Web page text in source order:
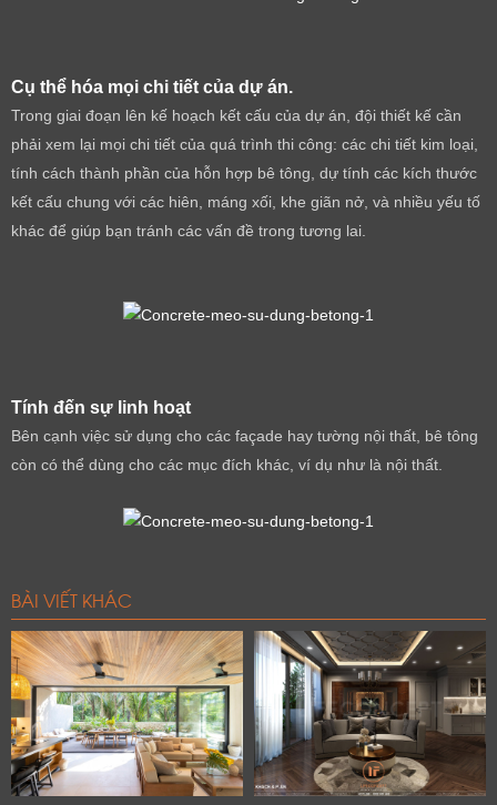
Cụ thể hóa mọi chi tiết của dự án.
Trong giai đoạn lên kế hoạch kết cấu của dự án, đội thiết kế cần
phải xem lại mọi chi tiết của quá trình thi công: các chi tiết kim loại,
tính cách thành phần của hỗn hợp bê tông, dự tính các kích thước
kết cấu chung với các hiên, máng xối, khe giãn nở, và nhiều yếu tố
khác để giúp bạn tránh các vấn đề trong tương lai.
Tính đến sự linh hoạt
Bên cạnh việc sử dụng cho các façade hay tường nội thất, bê tông
còn có thể dùng cho các mục đích khác, ví dụ như là nội thất.
BÀI VIẾT KHÁC